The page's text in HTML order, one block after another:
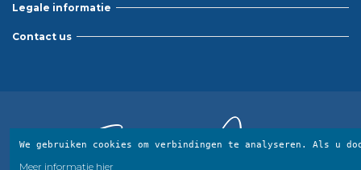
Legale informatie
Contact us
We gebruiken cookies om verbindingen te analyseren. Als u
Meer informatie hier